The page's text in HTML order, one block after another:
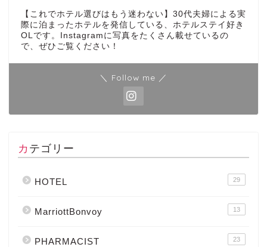
【これでホテル選びはもう迷わない】30代夫婦による実
際に泊まったホテルを発信している、ホテルステイ好き
OLです。Instagramに写真をたくさん載せているの
で、ぜひご覧ください！
＼ Follow me ／
カテゴリー
HOTEL 29
MarriottBonvoy 13
PHARMACIST 23